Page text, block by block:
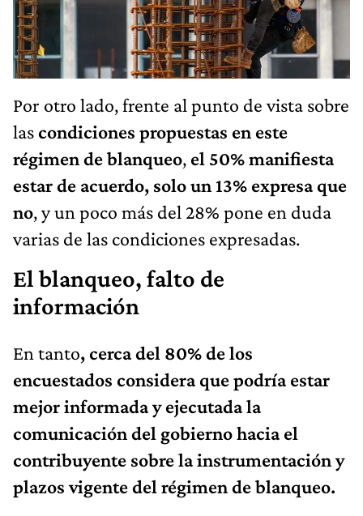
Por otro lado, frente al punto de vista sobre
lascondiciones propuestas en este
régimen de blanqueo, el 50% manifiesta
estar de acuerdo, solo un 13% expresa que
no, y un poco más del 28% pone en duda
varias de las condiciones expresadas.
El blanqueo, falto de
información
En tanto, cerca del 80% de los
encuestados considera que podría estar
mejor informada y ejecutada la
comunicación del gobierno hacia el
contribuyente sobre la instrumentación y
plazos vigente del régimen de blanqueo.